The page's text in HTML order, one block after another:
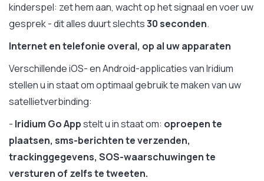
kinderspel: zet hem aan, wacht op het signaal en voer uw
gesprek - dit alles duurt slechts30 seconden.
Internet en telefonie overal, op al uw apparaten
Verschillende iOS- en Android-applicaties van Iridium
stellen u in staat om optimaal gebruik te maken van uw
satellietverbinding:
- Iridium GoAppstelt u in staat om: oproepen te
plaatsen, sms-berichten te verzenden,
trackinggegevens, SOS-waarschuwingen te
versturen of zelfs te tweeten.